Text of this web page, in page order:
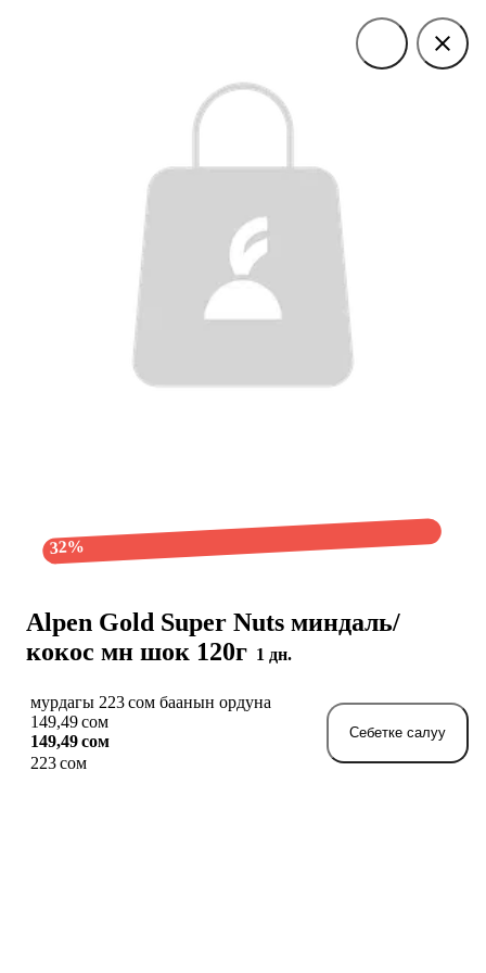
Alpen Gold Super Nuts миндаль/
кокос мн шок 120г 1 дн.
32%
мурдагы 223 сом баанын ордуна
149,49 сом
149,49 сом
223 сом
Себетке салуу